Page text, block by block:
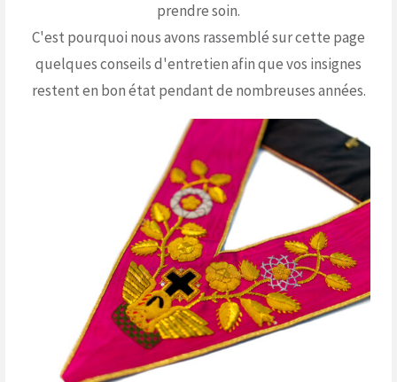
prendre soin.
C'est pourquoi nous avons rassemblé sur cette page
quelques conseils d'entretien afin que vos insignes
restent en bon état pendant de nombreuses années.